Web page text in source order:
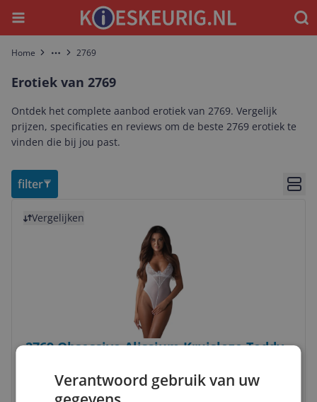
Menu
Home More 2769
Erotiek van 2769
Ontdek het complete aanbod erotiek van 2769. Vergelijk
prijzen, specificaties en reviews om de beste 2769 erotiek te
vinden die bij jou past.
filter
Vergelijken
2769 Obsessive Alissium Kruisloze Teddy -
Verantwoord gebruik van uw